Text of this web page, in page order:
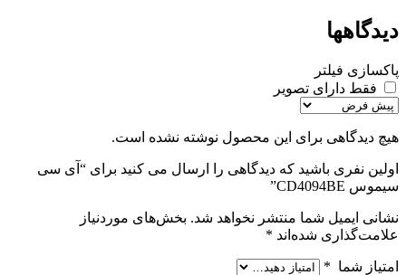
دیدگاهها
پاکسازی فیلتر
فقط دارای تصویر
هیچ دیدگاهی برای این محصول نوشته نشده است.
اولین نفری باشید که دیدگاهی را ارسال می کنید برای “آی سی
سیموس CD4094BE”
نشانی ایمیل شما منتشر نخواهد شد. بخش‌های موردنیاز
علامت‌گذاری شده‌اند *
امتیاز شما *